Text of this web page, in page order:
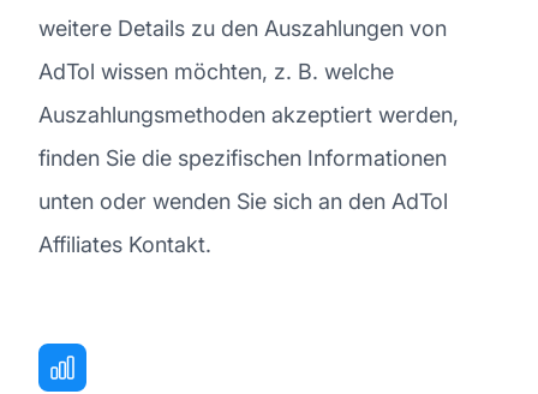
weitere Details zu den Auszahlungen von
AdTol wissen möchten, z. B. welche
Auszahlungsmethoden akzeptiert werden,
finden Sie die spezifischen Informationen
unten oder wenden Sie sich an den AdTol
Affiliates Kontakt.